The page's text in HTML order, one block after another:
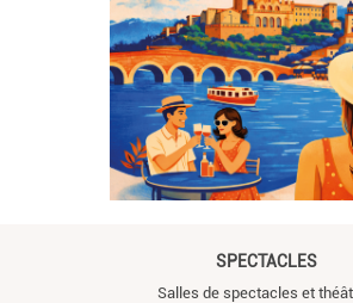
SPECTACLES
Salles de spectacles et